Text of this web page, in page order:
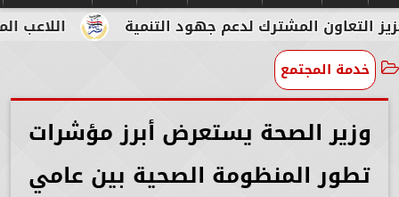
اللاعب المصري لدعم جهود التنمية
خدمة المجتمع
وزير الصحة يستعرض أبرز مؤشرات
تطور المنظومة الصحية بين عامي